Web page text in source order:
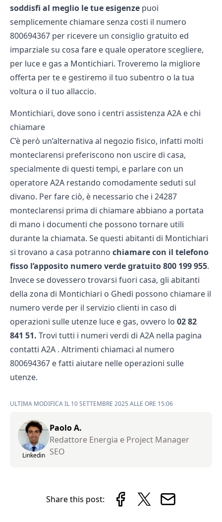
soddisfi al meglio le tue esigenze puoi
semplicemente chiamare senza costi il numero
800694367 per ricevere un consiglio gratuito ed
imparziale su cosa fare e quale operatore scegliere,
per luce e gas a Montichiari. Troveremo la migliore
offerta per te e gestiremo il tuo subentro o la tua
voltura o il tuo allaccio.
Montichiari, dove sono i centri assistenza A2A e chi
chiamare
C’è però un’alternativa al negozio fisico, infatti molti
monteclarensi preferiscono non uscire di casa,
specialmente di questi tempi, e parlare con un
operatore A2A restando comodamente seduti sul
divano. Per fare ciò, è necessario che i 24287
monteclarensi prima di chiamare abbiano a portata
di mano i documenti che possono tornare utili
durante la chiamata. Se questi abitanti di Montichiari
si trovano a casa potranno chiamare con il telefono
fisso l’apposito numero verde gratuito 800 199 955.
Invece se dovessero trovarsi fuori casa, gli abitanti
della zona di Montichiari o Ghedi possono chiamare il
numero verde per il servizio clienti in caso di
operazioni sulle utenze luce e gas, ovvero lo 02 82
841 51. Trovi tutti i numeri verdi di A2A nella pagina
contatti A2A . Altrimenti chiamaci al numero
800694367 e fatti aiutare nelle operazioni sulle
utenze.
ULTIMA MODIFICA IL 10 SETTEMBRE 2025 ALLE ORE 15:06
Linkedin
Paolo A.
Redattore Energia e Project Manager
SEO
Share this post: